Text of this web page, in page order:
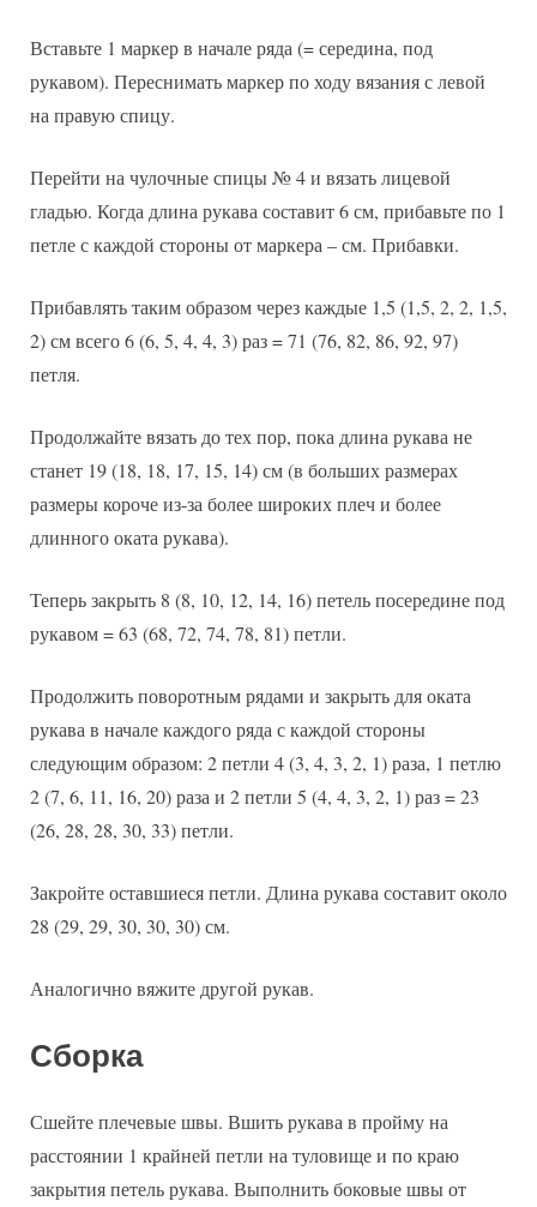
Вставьте 1 маркер в начале ряда (= середина, под
рукавом). Переснимать маркер по ходу вязания с левой
на правую спицу.
Перейти на чулочные спицы № 4 и вязать лицевой
гладью. Когда длина рукава составит 6 см, прибавьте по 1
петле с каждой стороны от маркера – см. Прибавки.
Прибавлять таким образом через каждые 1,5 (1,5, 2, 2, 1,5,
2) см всего 6 (6, 5, 4, 4, 3) раз = 71 (76, 82, 86, 92, 97)
петля.
Продолжайте вязать до тех пор, пока длина рукава не
станет 19 (18, 18, 17, 15, 14) см (в больших размерах
размеры короче из-за более широких плеч и более
длинного оката рукава).
Теперь закрыть 8 (8, 10, 12, 14, 16) петель посередине под
рукавом = 63 (68, 72, 74, 78, 81) петли.
Продолжить поворотным рядами и закрыть для оката
рукава в начале каждого ряда с каждой стороны
следующим образом: 2 петли 4 (3, 4, 3, 2, 1) раза, 1 петлю
2 (7, 6, 11, 16, 20) раза и 2 петли 5 (4, 4, 3, 2, 1) раз = 23
(26, 28, 28, 30, 33) петли.
Закройте оставшиеся петли. Длина рукава составит около
28 (29, 29, 30, 30, 30) см.
Аналогично вяжите другой рукав.
Сборка
Сшейте плечевые швы. Вшить рукава в пройму на
расстоянии 1 крайней петли на туловище и по краю
закрытия петель рукава. Выполнить боковые швы от